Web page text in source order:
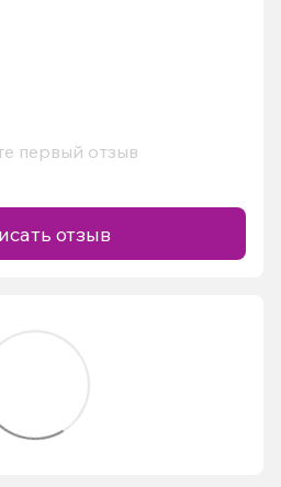
первый отзыв
отзыв